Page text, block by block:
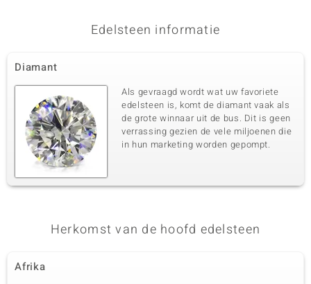
Edelsteen informatie
Diamant
Als gevraagd wordt wat uw favoriete
edelsteen is, komt de diamant vaak als
de grote winnaar uit de bus. Dit is geen
verrassing gezien de vele miljoenen die
in hun marketing worden gepompt.
Herkomst van de hoofd edelsteen
Afrika